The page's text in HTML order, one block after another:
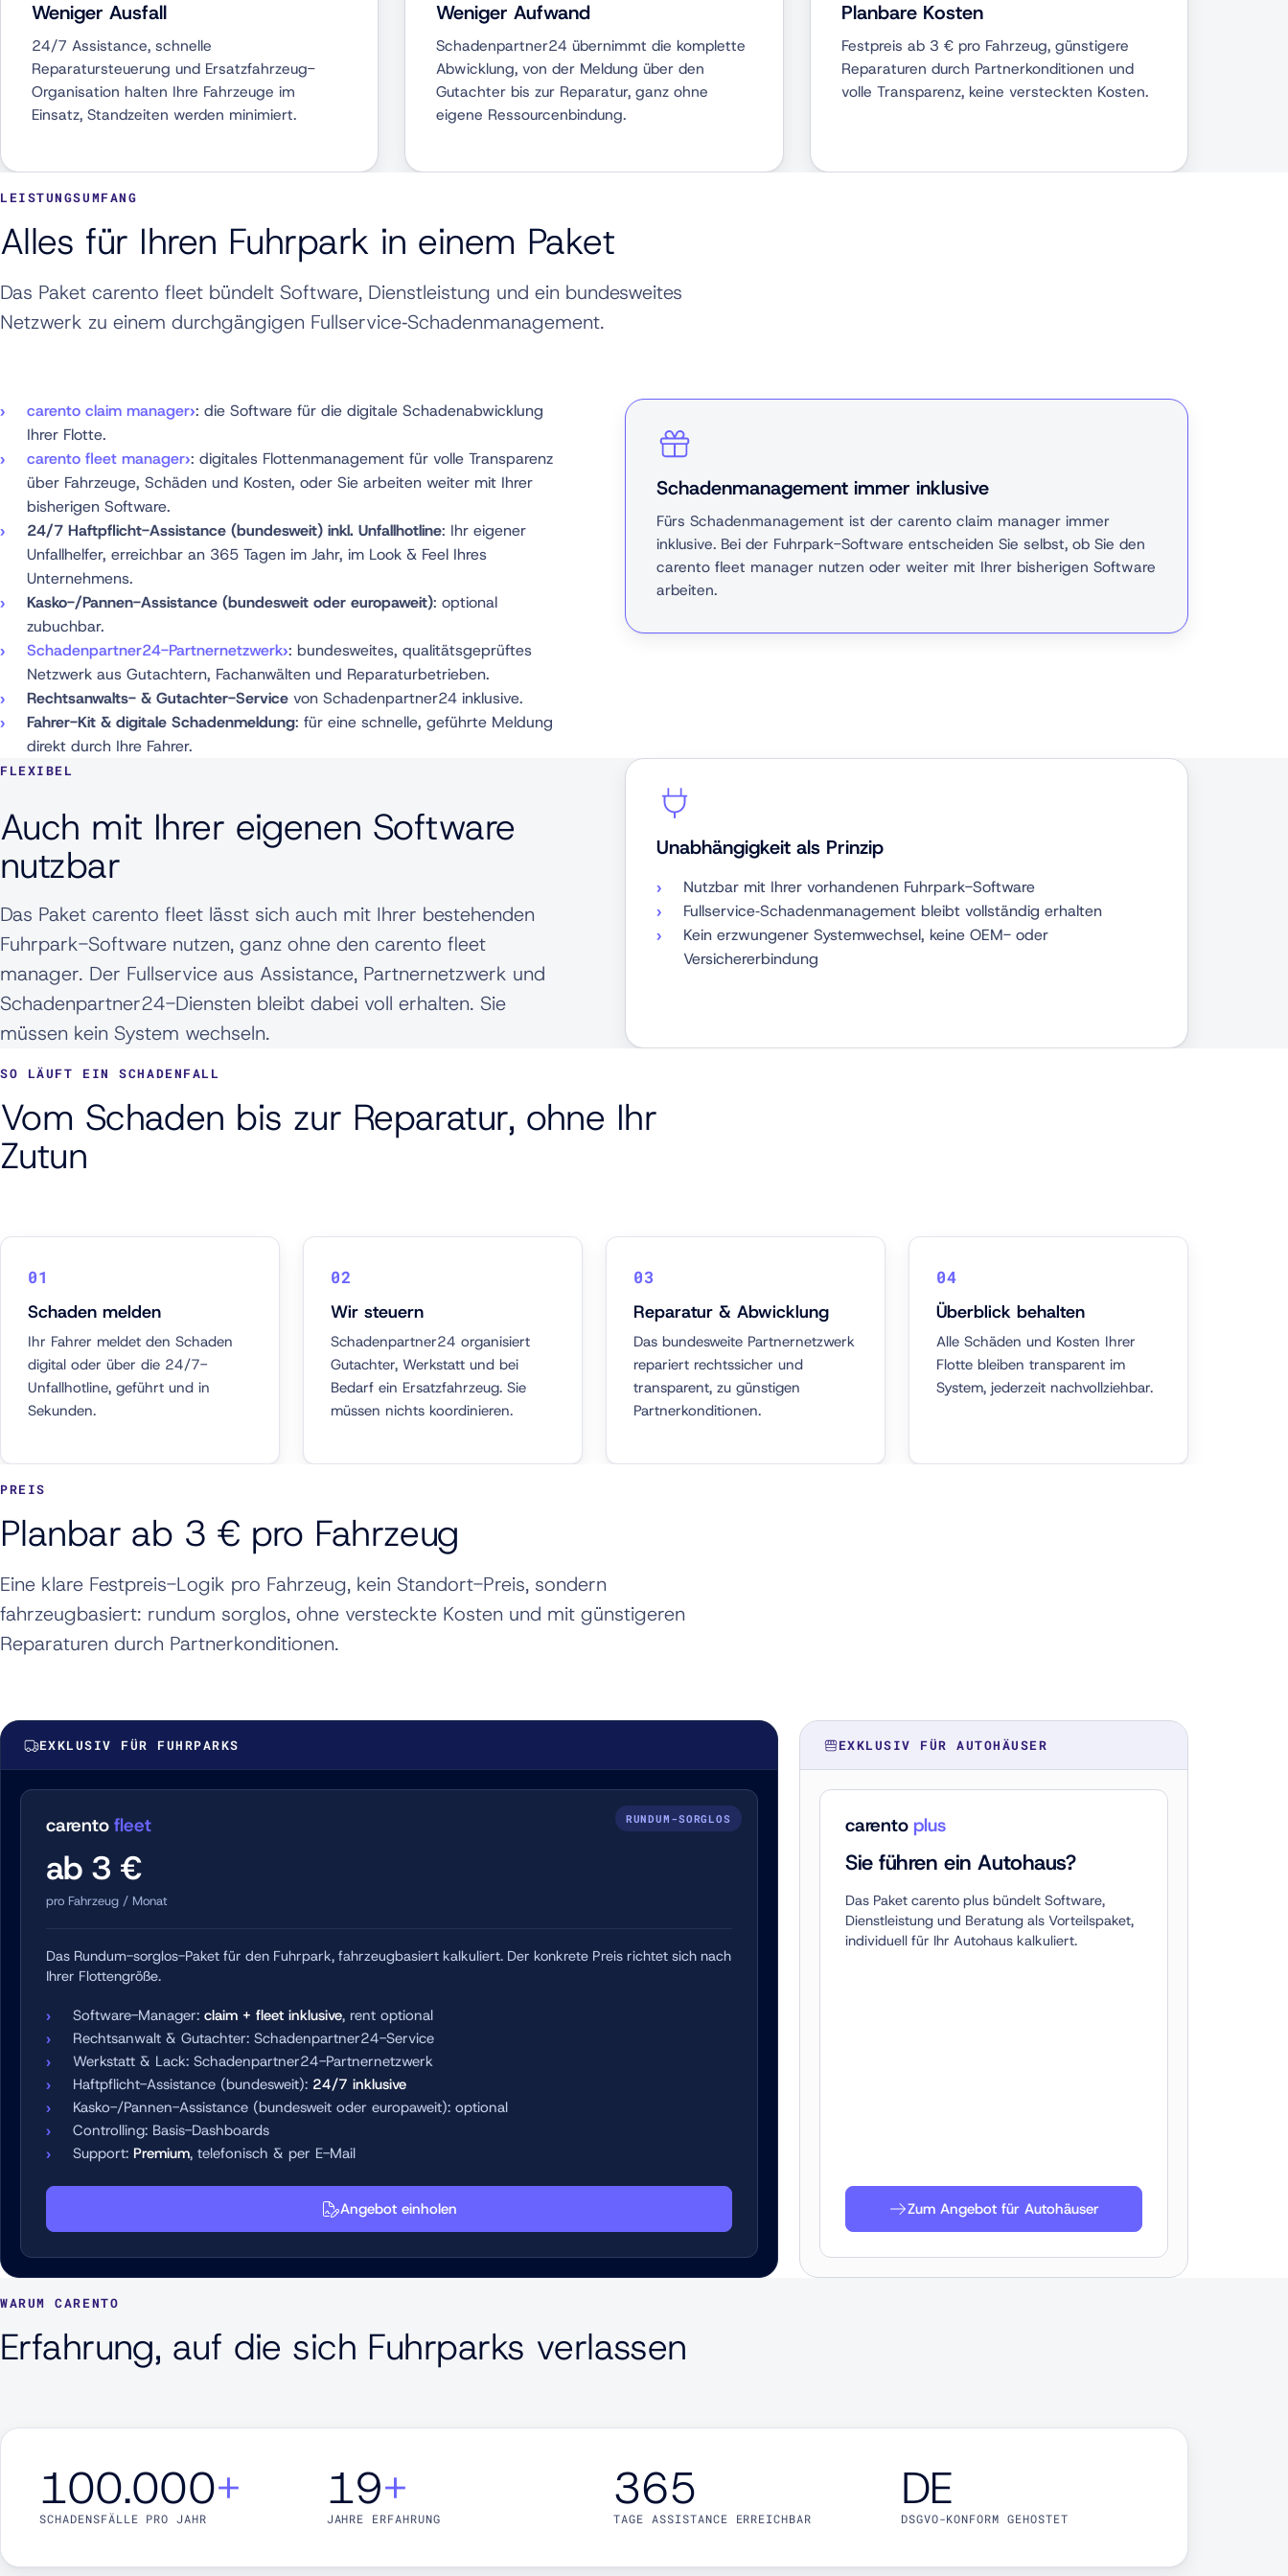
Weniger Ausfall
24/7 Assistance, schnelle
Reparatursteuerung und Ersatzfahrzeug-
Organisation halten Ihre Fahrzeuge im
Einsatz, Standzeiten werden minimiert.
Weniger Aufwand
Schadenpartner24 übernimmt die komplette
Abwicklung, von der Meldung über den
Gutachter bis zur Reparatur, ganz ohne
eigene Ressourcenbindung.
Planbare Kosten
Festpreis ab 3 € pro Fahrzeug, günstigere
Reparaturen durch Partnerkonditionen und
volle Transparenz, keine versteckten Kosten.
LEISTUNGSUMFANG
Alles für Ihren Fuhrpark in einem Paket
Das Paket carento fleet bündelt Software, Dienstleistung und ein bundesweites
Netzwerk zu einem durchgängigen Fullservice‑Schadenmanagement.
carento claim manager : die Software für die digitale Schadenabwicklung
Ihrer Flotte.
carento fleet manager : digitales Flottenmanagement für volle Transparenz
über Fahrzeuge, Schäden und Kosten, oder Sie arbeiten weiter mit Ihrer
bisherigen Software.
24/7 Haftpflicht-Assistance (bundesweit) inkl. Unfallhotline: Ihr eigener
Unfallhelfer, erreichbar an 365 Tagen im Jahr, im Look & Feel Ihres
Unternehmens.
Kasko-/Pannen-Assistance (bundesweit oder europaweit): optional
zubuchbar.
Schadenpartner24-Partnernetzwerk : bundesweites, qualitätsgeprüftes
Netzwerk aus Gutachtern, Fachanwälten und Reparaturbetrieben.
Rechtsanwalts- & Gutachter-Service von Schadenpartner24 inklusive.
Fahrer-Kit & digitale Schadenmeldung: für eine schnelle, geführte Meldung
direkt durch Ihre Fahrer.
Schadenmanagement immer inklusive
Fürs Schadenmanagement ist der carento claim manager immer
inklusive. Bei der Fuhrpark-Software entscheiden Sie selbst, ob Sie den
carento fleet manager nutzen oder weiter mit Ihrer bisherigen Software
arbeiten.
FLEXIBEL
Auch mit Ihrer eigenen Software
nutzbar
Das Paket carento fleet lässt sich auch mit Ihrer bestehenden
Fuhrpark-Software nutzen, ganz ohne den carento fleet
manager. Der Fullservice aus Assistance, Partnernetzwerk und
Schadenpartner24-Diensten bleibt dabei voll erhalten. Sie
müssen kein System wechseln.
Unabhängigkeit als Prinzip
Nutzbar mit Ihrer vorhandenen Fuhrpark-Software
Fullservice‑Schadenmanagement bleibt vollständig erhalten
Kein erzwungener Systemwechsel, keine OEM- oder
Versichererbindung
SO LÄUFT EIN SCHADENFALL
Vom Schaden bis zur Reparatur, ohne Ihr
Zutun
Schaden melden
Ihr Fahrer meldet den Schaden
digital oder über die 24/7-
Unfallhotline, geführt und in
Sekunden.
Wir steuern
Schadenpartner24 organisiert
Gutachter, Werkstatt und bei
Bedarf ein Ersatzfahrzeug. Sie
müssen nichts koordinieren.
Reparatur & Abwicklung
Das bundesweite Partnernetzwerk
repariert rechtssicher und
transparent, zu günstigen
Partnerkonditionen.
Überblick behalten
Alle Schäden und Kosten Ihrer
Flotte bleiben transparent im
System, jederzeit nachvollziehbar.
PREIS
Planbar ab 3 € pro Fahrzeug
Eine klare Festpreis-Logik pro Fahrzeug, kein Standort-Preis, sondern
fahrzeugbasiert: rundum sorglos, ohne versteckte Kosten und mit günstigeren
Reparaturen durch Partnerkonditionen.
EXKLUSIV FÜR FUHRPARKS
RUNDUM-SORGLOS
carentofleet
ab 3 €
pro Fahrzeug / Monat
Das Rundum-sorglos-Paket für den Fuhrpark, fahrzeugbasiert kalkuliert. Der konkrete Preis richtet sich nach
Ihrer Flottengröße.
Software-Manager: claim + fleet inklusive, rent optional
Rechtsanwalt & Gutachter: Schadenpartner24-Service
Werkstatt & Lack: Schadenpartner24-Partnernetzwerk
Haftpflicht-Assistance (bundesweit): 24/7 inklusive
Kasko-/Pannen-Assistance (bundesweit oder europaweit): optional
Controlling: Basis-Dashboards
Support: Premium, telefonisch & per E-Mail
Angebot einholen
EXKLUSIV FÜR AUTOHÄUSER
carento plus
Sie führen ein Autohaus?
Das Paket carento plus bündelt Software,
Dienstleistung und Beratung als Vorteilspaket,
individuell für Ihr Autohaus kalkuliert.
Zum Angebot für Autohäuser
WARUM CARENTO
Erfahrung, auf die sich Fuhrparks verlassen
100.000+
SCHADENSFÄLLE PRO JAHR
19+
JAHRE ERFAHRUNG
365
TAGE ASSISTANCE ERREICHBAR
DE
DSGVO-KONFORM GEHOSTET